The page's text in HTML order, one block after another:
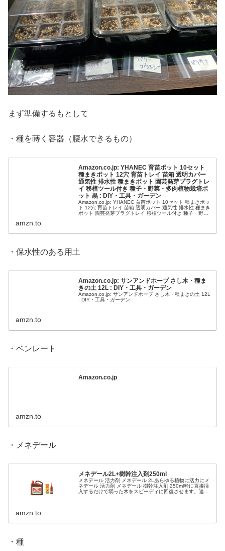
まず準備するもとして
・種を蒔く容器（腰水できるもの）
Amazon.co.jp: YHANEC 育苗ポット 10セット
種まきポット 12穴 育苗トレイ 苗箱 透明カバー
通気性 排水性 種まきポット 園芸発芽プラグトレ
イ 移植ツール付き 種子・野菜・多肉植物栽培ポ
ット 黒 : DIY・工具・ガーデン
Amazon.co.jp: YHANEC 育苗ポット 10セット 種まきポッ
ト 12穴 育苗トレイ 苗箱 透明カバー 通気性 排水性 種まき
ポット 園芸発芽プラグトレイ 移植ツール付き 種子・野
amzn.to
・保水性のある用土
Amazon.co.jp: サンアンドホープ さし木・種ま
きの土 12L : DIY・工具・ガーデン
Amazon.co.jp: サンアンドホープ さし木・種まきの土 12L
: DIY・工具・ガーデン
amzn.to
・ベンレート
Amazon.co.jp
amzn.to
・メネデール
メネデール2L+樹幹注入剤250ml
メネデール 活力剤 メネデール 2Lあらゆる植物に活力にメ
ネデール 活力剤 メネデール 樹幹注入剤 250ml幹に直接挿
入するだけで弱った木をスピーディに回復させます。連用
amzn.to
・種